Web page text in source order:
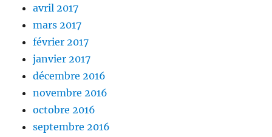
avril 2017
mars 2017
février 2017
janvier 2017
décembre 2016
novembre 2016
octobre 2016
septembre 2016